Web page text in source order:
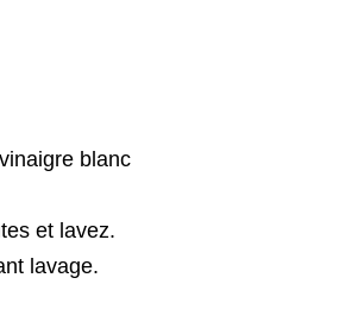
blanc
et lavez.
lavage.